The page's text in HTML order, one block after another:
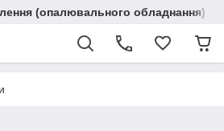
(опалювального обладнання)